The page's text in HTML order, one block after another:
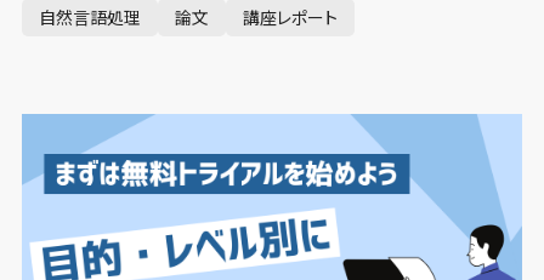
自然言語処理
論文 講座レポート